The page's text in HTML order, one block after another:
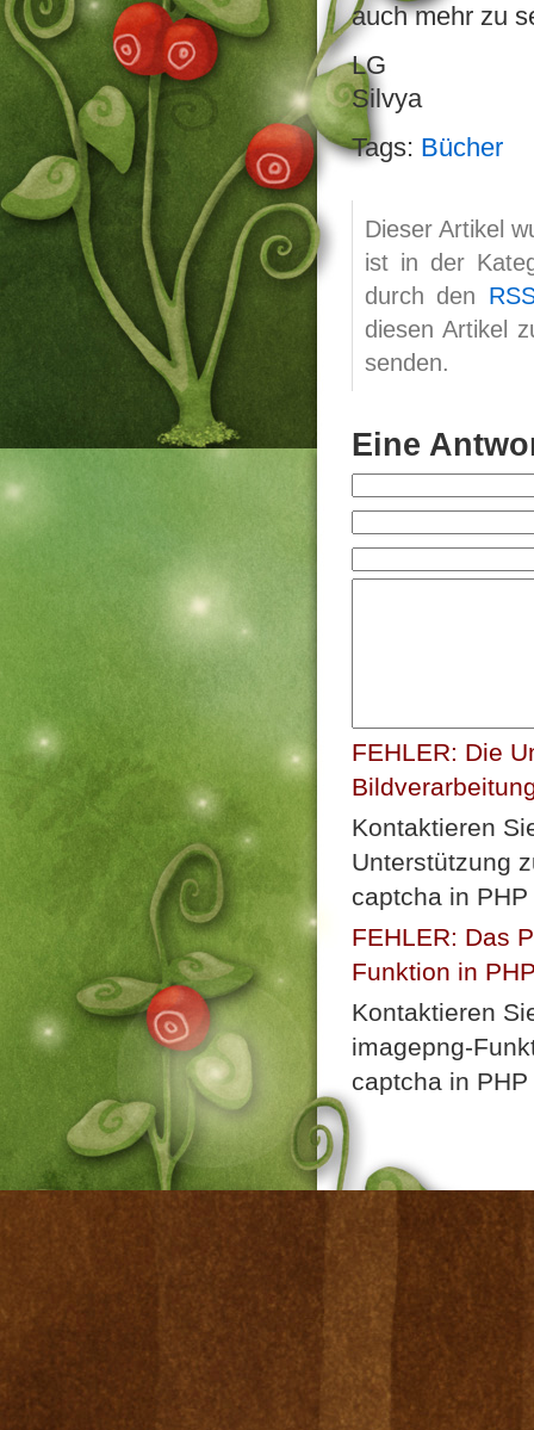
auch mehr zu
LG
Silvya
Tags: Bücher
Dieser Artikel
ist in der
durch den
diesen Artikel
senden.
Eine
FEHLER: Die
Kontaktieren
Unterstützung
captcha in
FEHLER: Das
Funktion in
Kontaktieren
imagepng-
captcha in